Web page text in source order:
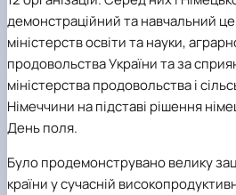
Науковий гурток
технологіях»
демонстраційний та навчальний
міністерств освіти та науки,
продовольства України та за
міністерства продовольства і
Німеччини на підставі рішення
День поля.
Було продемонструвано велику
країни у сучасній